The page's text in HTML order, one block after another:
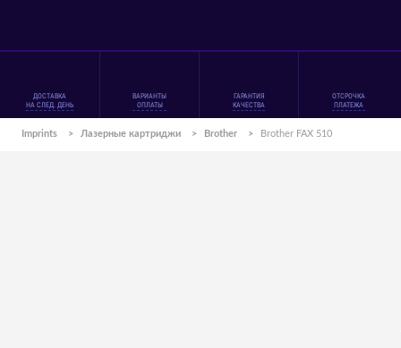
ДОСТАВКА
НА СЛЕД. ДЕНЬ
ВАРИАНТЫ
ОПЛАТЫ
ГАРАНТИЯ
КАЧЕСТВА
ОТСРОЧКА
ПЛАТЕЖА
Imprints > Лазерные картриджи > Brother > Brother FAX 510